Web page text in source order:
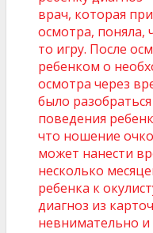
врач, которая
осмотра, поняла,
то игру. После
ребенком о
осмотра через
было
поведения
что ношение
может нанести
несколько
ребенка к
диагноз из
невнимательно и